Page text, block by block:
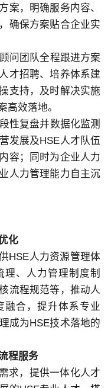
案，明确服务内容、
确保方案贴合企业实
问团队全程跟进方案
才招聘、培养体系建
支持，及时解决实施
高效落地。
性复盘并数据化监测
发展及HSE人才队伍
容；同时为企业人力
人力管理能力自主沉
化
HSE人力资源管理体
理、人力管理制度制
流程规范等，推动人
融合，提升体系专业
成为HSE技术落地的
程服务
求，提供一体化人才